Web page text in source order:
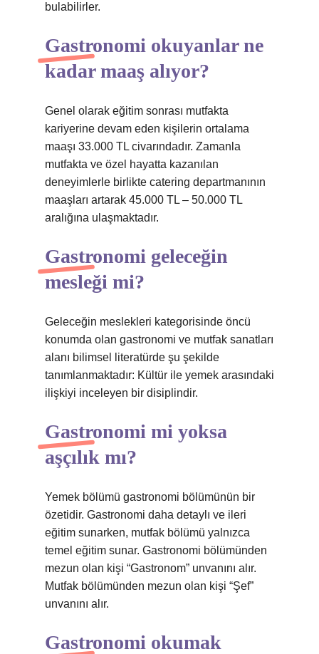
bulabilirler.
Gastronomi okuyanlar ne
kadar maaş alıyor?
Genel olarak eğitim sonrası mutfakta
kariyerine devam eden kişilerin ortalama
maaşı 33.000 TL civarındadır. Zamanla
mutfakta ve özel hayatta kazanılan
deneyimlerle birlikte catering departmanının
maaşları artarak 45.000 TL – 50.000 TL
aralığına ulaşmaktadır.
Gastronomi geleceğin
mesleği mi?
Geleceğin meslekleri kategorisinde öncü
konumda olan gastronomi ve mutfak sanatları
alanı bilimsel literatürde şu şekilde
tanımlanmaktadır: Kültür ile yemek arasındaki
ilişkiyi inceleyen bir disiplindir.
Gastronomi mi yoksa
aşçılık mı?
Yemek bölümü gastronomi bölümünün bir
özetidir. Gastronomi daha detaylı ve ileri
eğitim sunarken, mutfak bölümü yalnızca
temel eğitim sunar. Gastronomi bölümünden
mezun olan kişi “Gastronom” unvanını alır.
Mutfak bölümünden mezun olan kişi “Şef”
unvanını alır.
Gastronomi okumak